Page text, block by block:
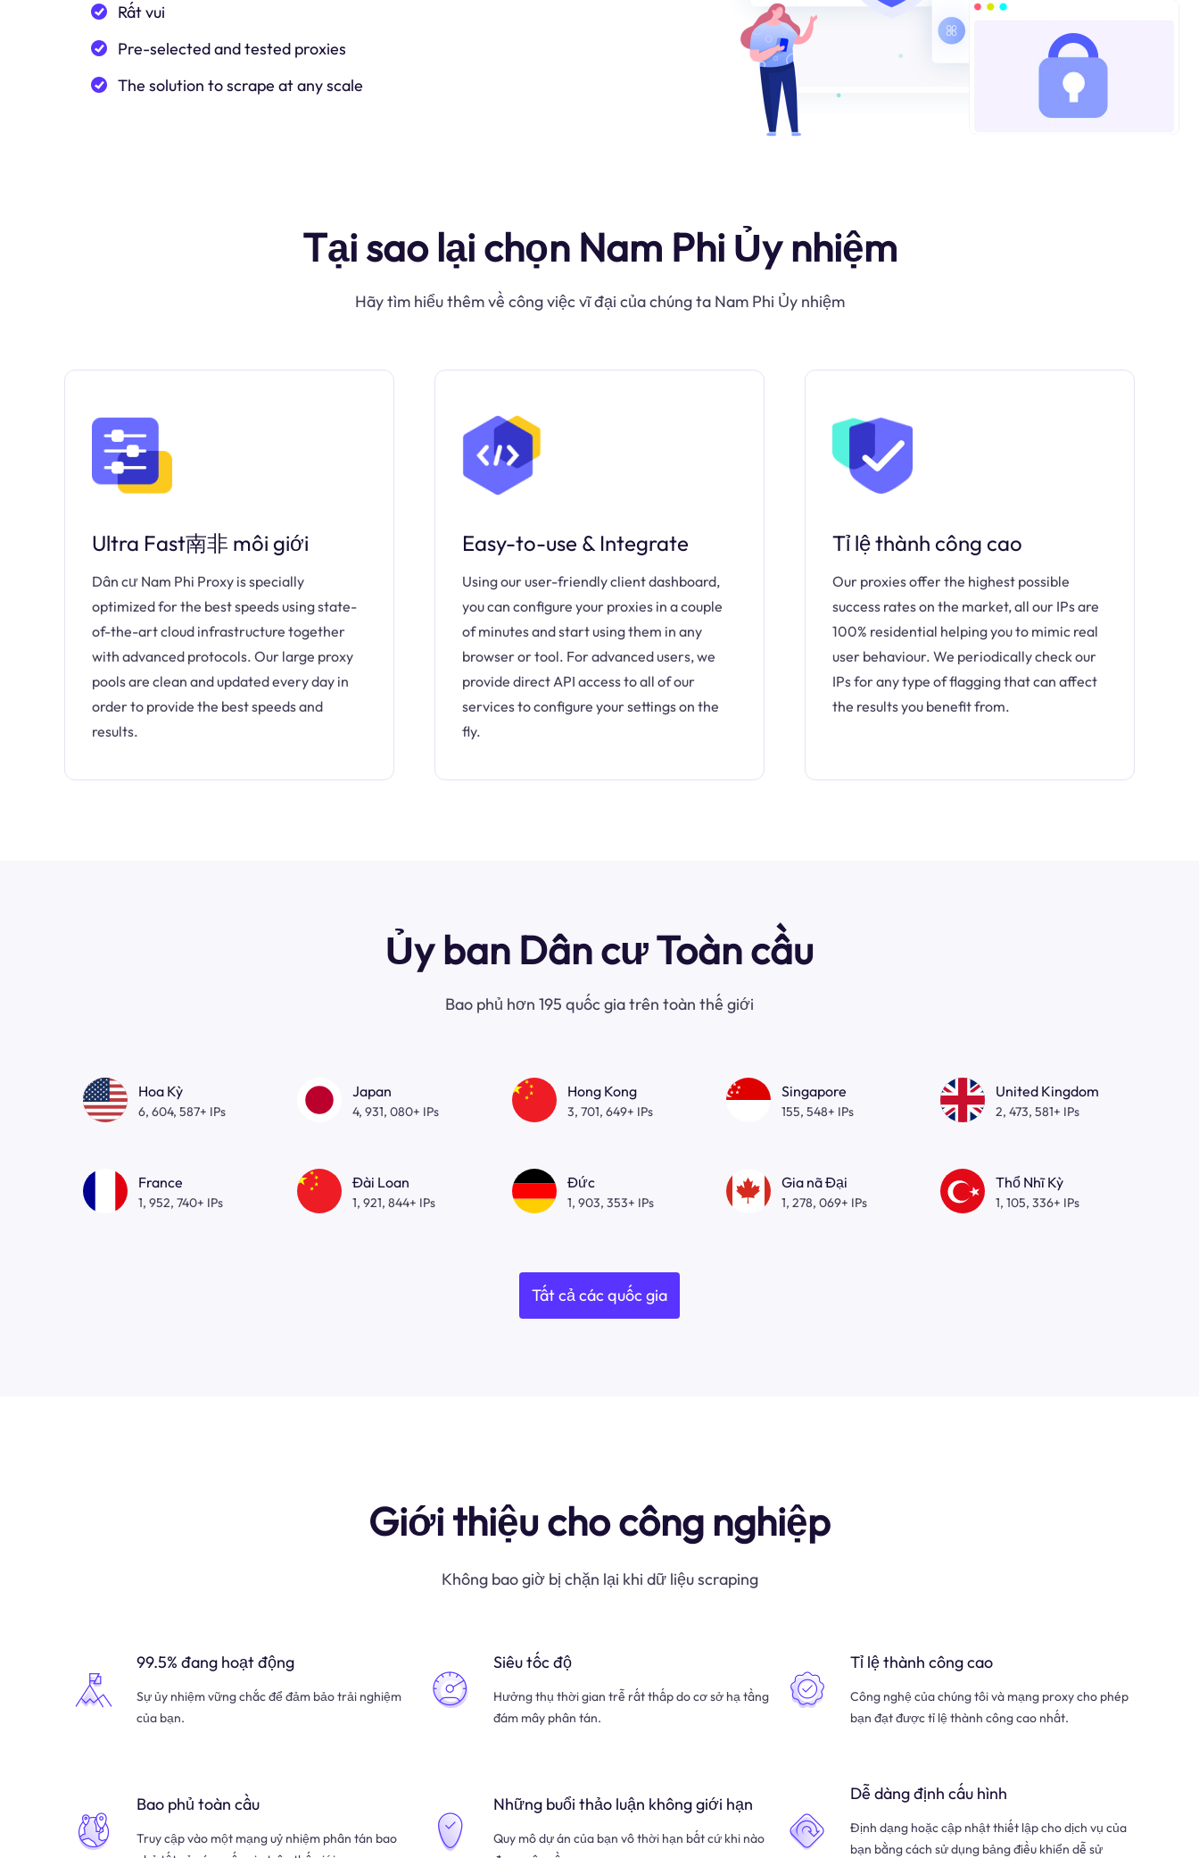
Rất vui
Pre-selected and tested proxies
The solution to scrape at any scale
Tại sao lại chọn Nam Phi Ủy nhiệm
Hãy tìm hiểu thêm về công việc vĩ đại của chúng ta Nam Phi Ủy nhiệm
Ultra Fast南非 môi giới
Dân cư Nam Phi Proxy is specially
optimized for the best speeds using state-
of-the-art cloud infrastructure together
with advanced protocols. Our large proxy
pools are clean and updated every day in
order to provide the best speeds and
results.
Easy-to-use & Integrate
Using our user-friendly client dashboard,
you can configure your proxies in a couple
of minutes and start using them in any
browser or tool. For advanced users, we
provide direct API access to all of our
services to configure your settings on the
fly.
Tỉ lệ thành công cao
Our proxies offer the highest possible
success rates on the market, all our IPs are
100% residential helping you to mimic real
user behaviour. We periodically check our
IPs for any type of flagging that can affect
the results you benefit from.
Ủy ban Dân cư Toàn cầu
Bao phủ hơn 195 quốc gia trên toàn thế giới
Hoa Kỳ
6, 604, 587+ IPs
Japan
4, 931, 080+ IPs
Hong Kong
3, 701, 649+ IPs
Singapore
155, 548+ IPs
United Kingdom
2, 473, 581+ IPs
France
1, 952, 740+ IPs
Đài Loan
1, 921, 844+ IPs
Đức
1, 903, 353+ IPs
Gia nã Đại
1, 278, 069+ IPs
Thổ Nhĩ Kỳ
1, 105, 336+ IPs
Tất cả các quốc gia
Giới thiệu cho công nghiệp
Không bao giờ bị chặn lại khi dữ liệu scraping
99.5% đang hoạt động
Sự ủy nhiệm vững chắc để đảm bảo trải nghiệm
của bạn.
Siêu tốc độ
Hưởng thụ thời gian trễ rất thấp do cơ sở hạ tầng
đám mây phân tán.
Tỉ lệ thành công cao
Công nghệ của chúng tôi và mạng proxy cho phép
bạn đạt được tỉ lệ thành công cao nhất.
Bao phủ toàn cầu
Truy cập vào một mạng uỷ nhiệm phân tán bao
Những buổi thảo luận không giới hạn
Quy mô dự án của bạn vô thời hạn bất cứ khi nào
Dễ dàng định cấu hình
Định dạng hoặc cập nhật thiết lập cho dịch vụ của
bạn bằng cách sử dụng bảng điều khiển dễ sử